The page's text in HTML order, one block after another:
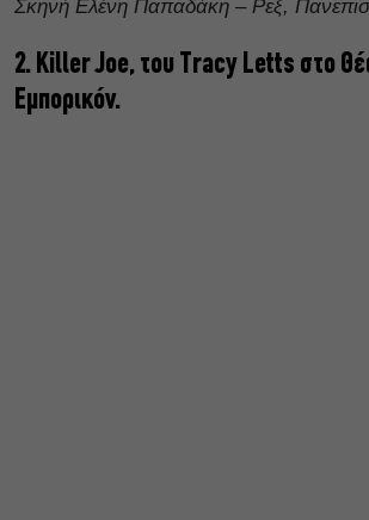
Σκηνή Ελένη Παπαδάκη – Ρεξ,
2. Killer Joe, του Tracy Letts στο
Εμπορικόν.